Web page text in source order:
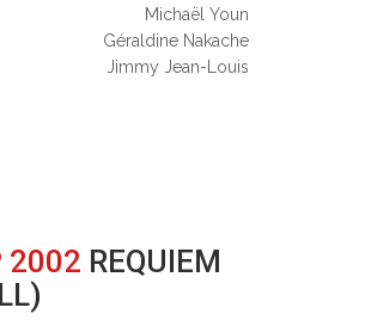
Michaël Youn
Géraldine Nakache
Jimmy Jean-Louis
2002 REQUIEM